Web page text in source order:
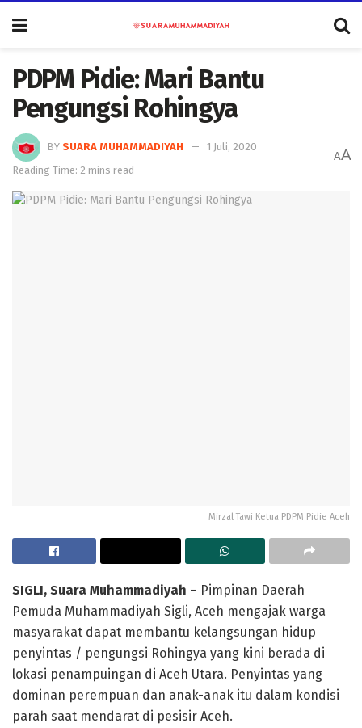
PDPM Pidie: Mari Bantu
Pengungsi Rohingya
BY SUARA MUHAMMADIYAH
1 Juli, 2020
Reading Time: 2 mins read
AA
Mirzal Tawi Ketua PDPM Pidie Aceh
SIGLI, Suara Muhammadiyah – Pimpinan Daerah
Pemuda Muhammadiyah Sigli, Aceh mengajak warga
masyarakat dapat membantu kelangsungan hidup
penyintas / pengungsi Rohingya yang kini berada di
lokasi penampuingan di Aceh Utara. Penyintas yang
dominan perempuan dan anak-anak itu dalam kondisi
parah saat mendarat di pesisir Aceh.